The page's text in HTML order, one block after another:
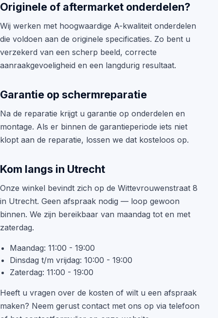
Originele of aftermarket onderdelen?
Wij werken met hoogwaardige A-kwaliteit onderdelen
die voldoen aan de originele specificaties. Zo bent u
verzekerd van een scherp beeld, correcte
aanraakgevoeligheid en een langdurig resultaat.
Garantie op schermreparatie
Na de reparatie krijgt u garantie op onderdelen en
montage. Als er binnen de garantieperiode iets niet
klopt aan de reparatie, lossen we dat kosteloos op.
Kom langs in Utrecht
Onze winkel bevindt zich op de Wittevrouwenstraat 8
in Utrecht. Geen afspraak nodig — loop gewoon
binnen. We zijn bereikbaar van maandag tot en met
zaterdag.
Maandag: 11:00 - 19:00
Dinsdag t/m vrijdag: 10:00 - 19:00
Zaterdag: 11:00 - 19:00
Heeft u vragen over de kosten of wilt u een afspraak
maken? Neem gerust contact met ons op via telefoon